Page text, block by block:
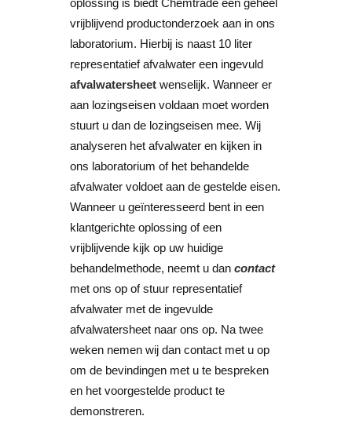
oplossing is biedt Chemtrade een geheel
vrijblijvend productonderzoek aan in ons
laboratorium. Hierbij is naast 10 liter
representatief afvalwater een ingevuld
afvalwatersheet wenselijk. Wanneer er
aan lozingseisen voldaan moet worden
stuurt u dan de lozingseisen mee. Wij
analyseren het afvalwater en kijken in
ons laboratorium of het behandelde
afvalwater voldoet aan de gestelde eisen.
Wanneer u geïnteresseerd bent in een
klantgerichte oplossing of een
vrijblijvende kijk op uw huidige
behandelmethode, neemt u dan contact
met ons op of stuur representatief
afvalwater met de ingevulde
afvalwatersheet naar ons op. Na twee
weken nemen wij dan contact met u op
om de bevindingen met u te bespreken
en het voorgestelde product te
demonstreren.